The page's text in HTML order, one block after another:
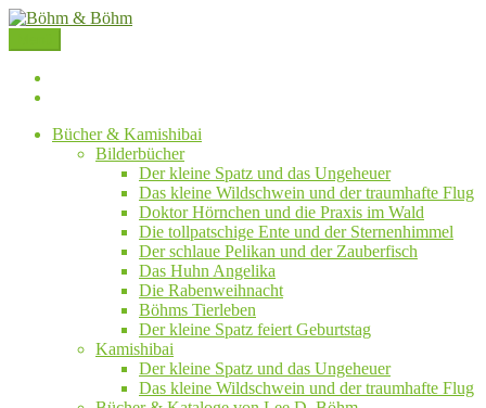
Zum
springen
auf
Facebook
Böhm
Bücher & Kamishibai
Bilderbücher
Der kleine Spatz und das Ungeheuer
Das kleine Wildschwein und der traumhafte Flug
Doktor Hörnchen und die Praxis im Wald
Die tollpatschige Ente und der Sternenhimmel
Der schlaue Pelikan und der Zauberfisch
Das Huhn Angelika
Die Rabenweihnacht
Böhms Tierleben
Der kleine Spatz feiert Geburtstag
Kamishibai
Der kleine Spatz und das Ungeheuer
Das kleine Wildschwein und der traumhafte Flug